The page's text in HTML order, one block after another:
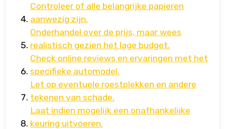
Controleer of alle belangrijke papieren
aanwezig zijn.
Onderhandel over de prijs, maar wees
realistisch gezien het lage budget.
Check online reviews en ervaringen met het
specifieke automodel.
Let op eventuele roestplekken en andere
tekenen van schade.
Laat indien mogelijk een onafhankelijke
keuring uitvoeren.